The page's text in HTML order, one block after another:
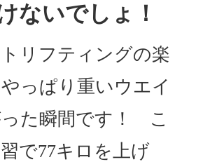
ないでしょ！
リフティングの楽
っぱり重いウエイ
った瞬間です！ こ
で77キロを上げ